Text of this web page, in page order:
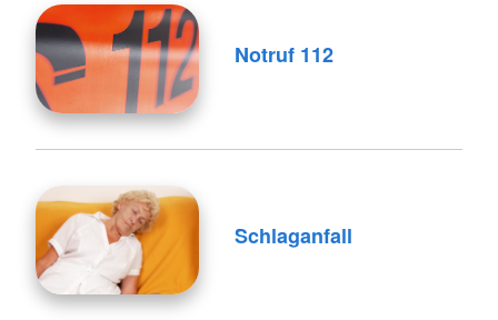
Notruf 112
Schlaganfall